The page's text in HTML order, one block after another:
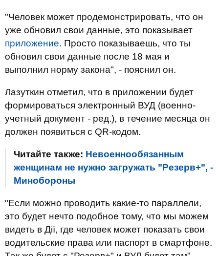
"Человек может продемонстрировать, что он
уже обновил свои данные, это показывает
приложение. Просто показываешь, что ты
обновил свои данные после 18 мая и
выполнил норму закона", - пояснил он.
Лазуткин отметил, что в приложении будет
формироваться электронный ВУД (военно-
учетный документ - ред.), в течение месяца он
должен появиться с QR-кодом.
Читайте также: Невоеннообязанным
женщинам не нужно загружать "Резерв+", -
Минобороны
"Если можно проводить какие-то параллели,
это будет нечто подобное тому, что мы можем
видеть в Дії, где человек может показать свои
водительские права или паспорт в смартфоне.